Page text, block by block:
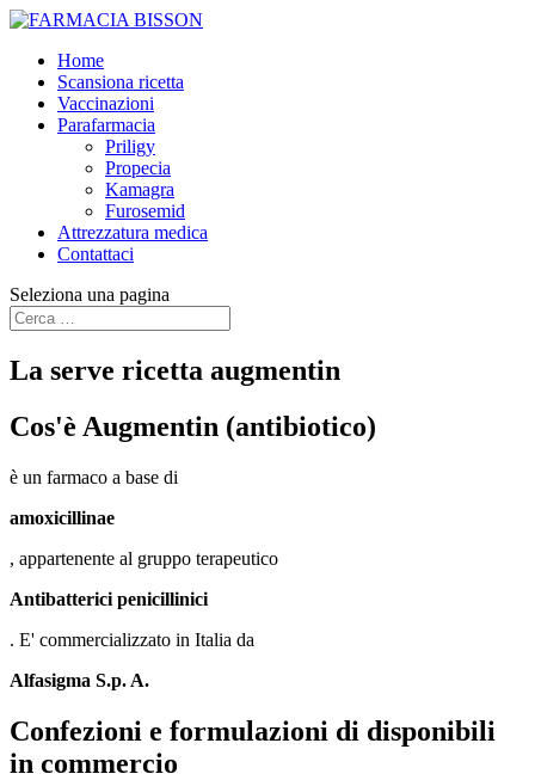
Home
Scansiona ricetta
Vaccinazioni
Parafarmacia
Priligy
Propecia
Kamagra
Furosemid
Attrezzatura medica
Contattaci
Seleziona una pagina
La serve ricetta augmentin
Cos'è Augmentin (antibiotico)
è un farmaco a base di
amoxicillinae
, appartenente al gruppo terapeutico
Antibatterici penicillinici
. E' commercializzato in Italia da
Alfasigma S.p. A.
Confezioni e formulazioni di disponibili
in commercio